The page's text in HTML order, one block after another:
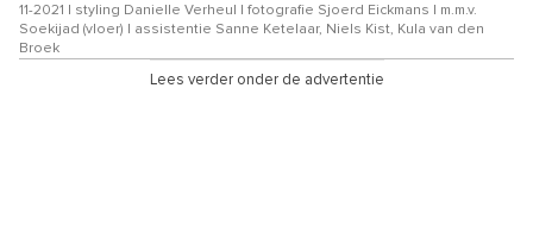
11-2021 | styling Danielle Verheul | fotografie Sjoerd Eickmans | m.m.v.
Soekijad (vloer) | assistentie Sanne Ketelaar, Niels Kist, Kula van den
Broek
Lees verder onder de advertentie